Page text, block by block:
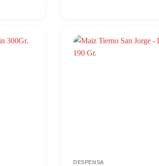
DESPENSA